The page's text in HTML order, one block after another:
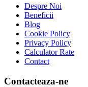
Despre Noi
Beneficii
Blog
Cookie Policy
Privacy Policy
Calculator Rate
Contact
Contacteaza-ne